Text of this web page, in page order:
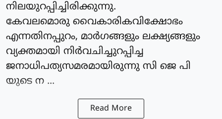
നിലയുറപ്പിച്ചിരിക്കുന്നു.
കേവലമൊരു വൈകാരികവിക്ഷോഭം
എന്നതിനപ്പുറം, മാർഗങ്ങളും ലക്ഷ്യങ്ങളും
വ്യക്തമായി നിർവചിച്ചുറപ്പിച്ച
ജനാധിപത്യസമരമായിരുന്നു സി ജെ പി
യുടെ ന ...
Read More